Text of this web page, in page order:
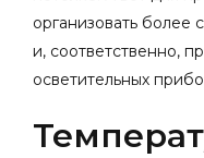
организовать более
и, соответственно,
осветительных